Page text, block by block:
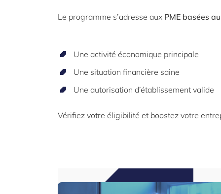
Le programme s’adresse aux PME basées
Une activité économique principale
Une situation financière saine
Une autorisation d’établissement valide
Vérifiez votre éligibilité et boostez votre